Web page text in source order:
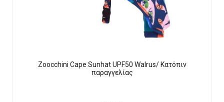
Zoocchini Cape Sunhat UPF50 Walrus/ Κατόπιν
παραγγελίας